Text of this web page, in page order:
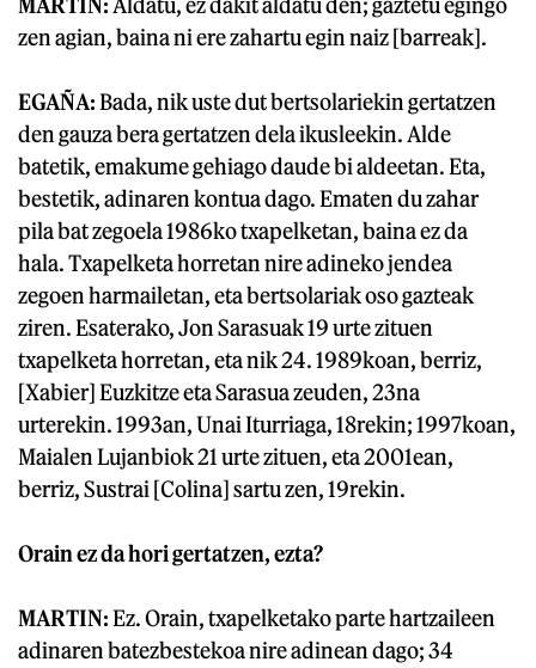
zen agian, baina ni ere zahartu egin naiz [barreak].
EGAÑA:Bada, nik uste dut bertsolariekin gertatzen
den gauza bera gertatzen dela ikusleekin. Alde
batetik, emakume gehiago daude bi aldeetan. Eta,
bestetik, adinaren kontua dago. Ematen du zahar
pila bat zegoela 1986ko txapelketan, baina ez da
hala. Txapelketa horretan nire adineko jendea
zegoen harmailetan, eta bertsolariak oso gazteak
ziren. Esaterako, Jon Sarasuak 19 urte zituen
txapelketa horretan, eta nik 24. 1989koan, berriz,
[Xabier] Euzkitze eta Sarasua zeuden, 23na
urterekin. 1993an, Unai Iturriaga, 18rekin; 1997koan,
Maialen Lujanbiok 21 urte zituen, eta 2001ean,
berriz, Sustrai [Colina] sartu zen, 19rekin.
Orain ez da hori gertatzen, ezta?
MARTIN:Ez. Orain, txapelketako parte hartzaileen
adinaren batezbestekoa nire adinean dago; 34